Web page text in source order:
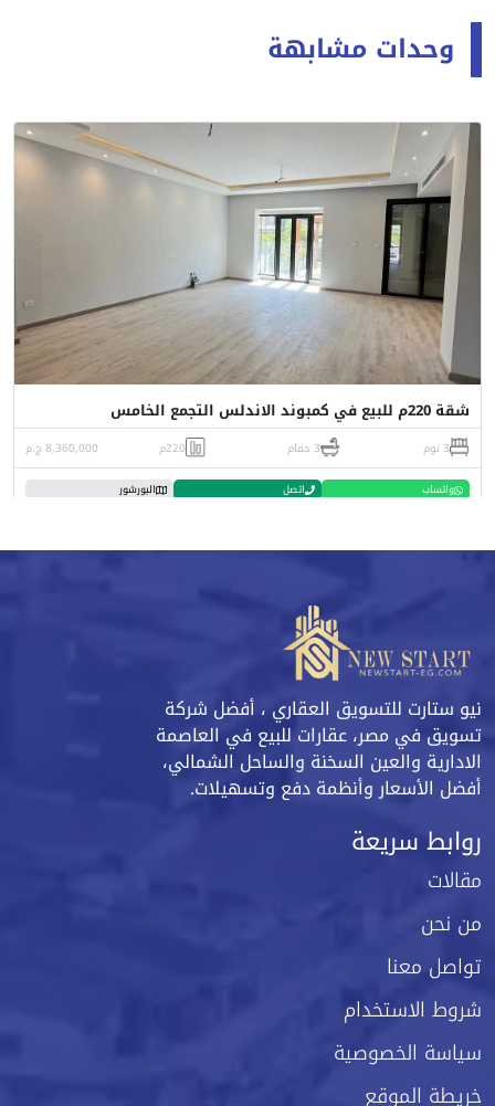
وحدات مشابهة
شقة 220م للبيع في كمبوند الاندلس التجمع الخامس
3 نوم 3 حمام 220م 8,360,000 ج.م
واتساب اتصل البورشور
نيو ستارت للتسويق العقاري ، أفضل شركة
تسويق في مصر، عقارات للبيع في العاصمة
الادارية والعين السخنة والساحل الشمالي،
أفضل الأسعار وأنظمة دفع وتسهيلات.
روابط سريعة
مقالات
من نحن
تواصل معنا
شروط الاستخدام
سياسة الخصوصية
خريطة الموقع